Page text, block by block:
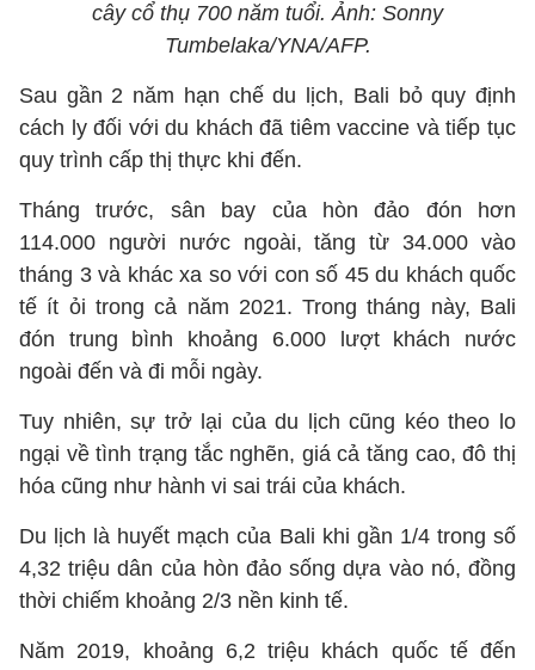
cây cổ thụ 700 năm tuổi. Ảnh: Sonny
Tumbelaka/YNA/AFP.
Sau gần 2 năm hạn chế du lịch, Bali bỏ quy định
cách ly đối với du khách đã tiêm vaccine và tiếp tục
quy trình cấp thị thực khi đến.
Tháng trước, sân bay của hòn đảo đón hơn
114.000 người nước ngoài, tăng từ 34.000 vào
tháng 3 và khác xa so với con số 45 du khách quốc
tế ít ỏi trong cả năm 2021. Trong tháng này, Bali
đón trung bình khoảng 6.000 lượt khách nước
ngoài đến và đi mỗi ngày.
Tuy nhiên, sự trở lại của du lịch cũng kéo theo lo
ngại về tình trạng tắc nghẽn, giá cả tăng cao, đô thị
hóa cũng như hành vi sai trái của khách.
Du lịch là huyết mạch của Bali khi gần 1/4 trong số
4,32 triệu dân của hòn đảo sống dựa vào nó, đồng
thời chiếm khoảng 2/3 nền kinh tế.
Năm 2019, khoảng 6,2 triệu khách quốc tế đến